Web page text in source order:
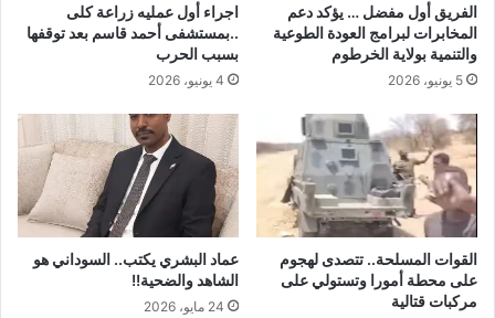
الفريق أول مفضل … يؤكد دعم
المخابرات لبرامج العودة الطوعية
والتنمية بولاية الخرطوم
5 يونيو، 2026
اجراء أول عمليه زراعة كلى
..بمستشفى أحمد قاسم بعد توقفها
بسبب الحرب
4 يونيو، 2026
القوات المسلحة.. تتصدى لهجوم
على محطة أمورا وتستولي على
مركبات قتالية
عماد البشري يكتب.. السوداني هو
الشاهد والضحية!!
24 مايو، 2026